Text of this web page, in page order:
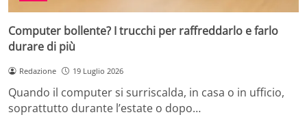
Computer bollente? I trucchi per raffreddarlo e farlo
durare di più
Redazione 19 Luglio 2026
Quando il computer si surriscalda, in casa o in ufficio,
soprattutto durante l’estate o dopo…